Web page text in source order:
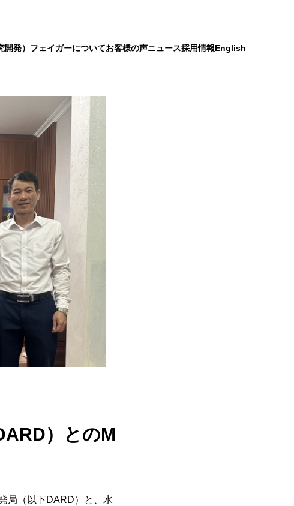
発） フェイガーについてお客様の声ニュース採用情報English
）とのM
局（以下DARD）と、水